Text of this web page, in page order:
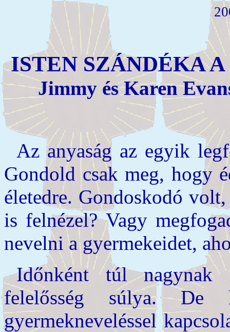
ISTEN SZÁNDÉKA
Jimmy és Karen
Az anyaság az egyik
Gondold csak meg, hogy
életedre. Gondoskodó
is felnézel? Vagy
nevelni a gyermekeidet,
Időnként túl nagynak
felelősség súlya.
gyermekneveléssel